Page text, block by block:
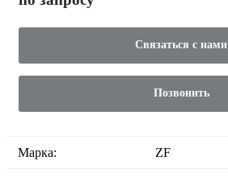
Связаться с нами
Позвонить
Марка: ZF